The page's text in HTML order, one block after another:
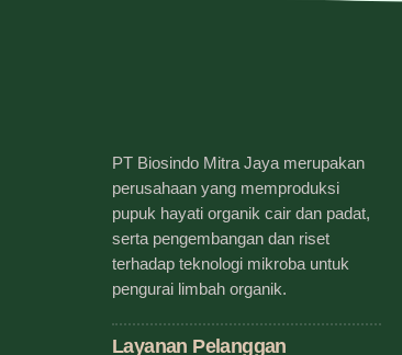
PT Biosindo Mitra Jaya merupakan
perusahaan yang memproduksi
pupuk hayati organik cair dan padat,
serta pengembangan dan riset
terhadap teknologi mikroba untuk
pengurai limbah organik.
Layanan Pelanggan